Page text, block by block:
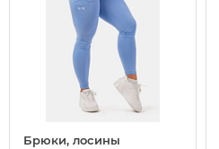
Брюки, лосины